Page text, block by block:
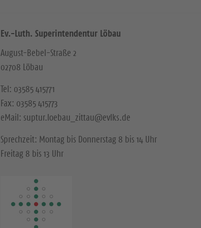
Ev.-Luth. Superintendentur Löbau
August-Bebel-Straße 2
02708 Löbau
Tel: 03585 415771
Fax: 03585 415773
eMail: suptur.loebau_zittau@evlks.de
Sprechzeit: Montag bis Donnerstag 8 bis 14 Uhr
Freitag 8 bis 13 Uhr